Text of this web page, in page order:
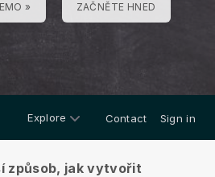
» ZAČNĚTE HNED
Explore Contact Sign in
způsob, jak vytvořit